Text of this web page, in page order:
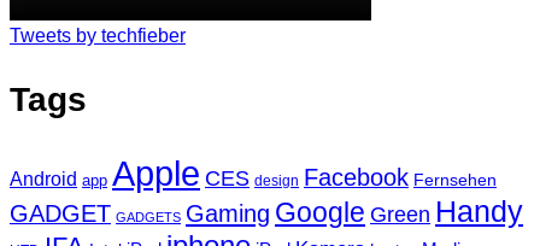
Tweets by techfieber
Tags
Android app Apple CES design Facebook Fernsehen
GADGET GADGETS Gaming Google Green Handy